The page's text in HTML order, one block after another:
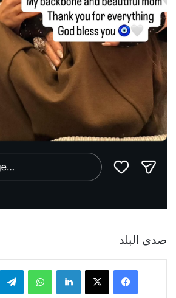
صدى البلد
فيسبوك ‫X لينكدإن واتساب